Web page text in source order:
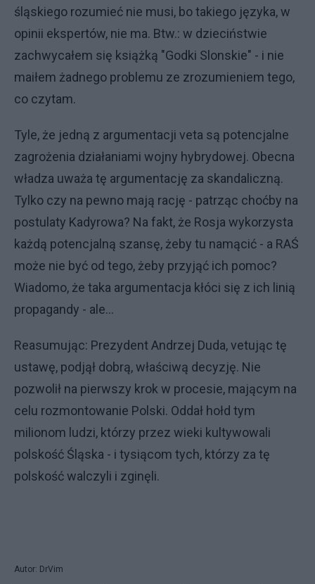
śląskiego rozumieć nie musi, bo takiego języka, w
opinii ekspertów, nie ma. Btw.: w dzieciństwie
zachwycałem się książką "Godki Slonskie" - i nie
maiłem żadnego problemu ze zrozumieniem tego,
co czytam.
Tyle, że jedną z argumentacji veta są potencjalne
zagrożenia działaniami wojny hybrydowej. Obecna
władza uważa tę argumentację za skandaliczną.
Tylko czy na pewno mają rację - patrząc choćby na
postulaty Kadyrowa? Na fakt, że Rosja wykorzysta
każdą potencjalną szansę, żeby tu namącić - a RAŚ
może nie być od tego, żeby przyjąć ich pomoc?
Wiadomo, że taka argumentacja kłóci się z ich linią
propagandy - ale...
Reasumując: Prezydent Andrzej Duda, vetując tę
ustawę, podjął dobrą, właściwą decyzję. Nie
pozwolił na pierwszy krok w procesie, mającym na
celu rozmontowanie Polski. Oddał hołd tym
milionom ludzi, którzy przez wieki kultywowali
polskość Śląska - i tysiącom tych, którzy za tę
polskość walczyli i zginęli.
Autor: DrVim